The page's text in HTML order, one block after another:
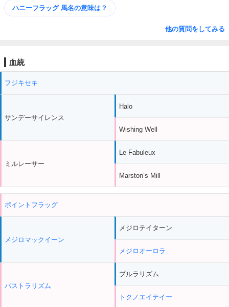
ハニーフラッグ 馬名の意味は？
他の質問をしてみる
血統
フジキセキ
サンデーサイレンス
ミルレーサー
Halo
Wishing Well
Le Fabuleux
Marston’s Mill
ポイントフラッグ
メジロマックイーン
パストラリズム
メジロテイターン
メジロオーロラ
プルラリズム
トクノエイテイー